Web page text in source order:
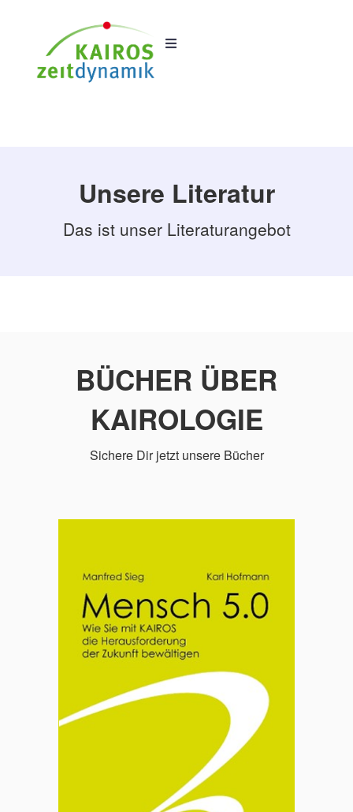
Unsere Literatur
Das ist unser Literaturangebot
BÜCHER ÜBER
KAIROLOGIE
Sichere Dir jetzt unsere Bücher